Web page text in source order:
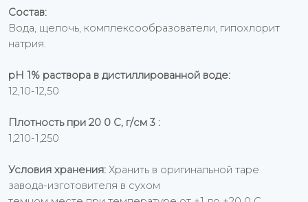
Состав:
Вода, щелочь, комплексообразователи, гипохлорит
натрия.
рН 1% раствора в дистиллированной воде:
12,10-12,50
Плотность при 20 0 С, г/см 3 :
1,210-1,250
Условия хранения: Хранить в оригинальной таре
завода-изготовителя в сухом